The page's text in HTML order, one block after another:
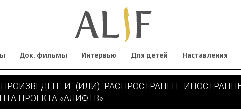
Док. фильмы Интервью Для детей Наставления
И (ИЛИ) РАСПРОСТРАНЕН
ПРОЕКТА «АЛИФТВ»